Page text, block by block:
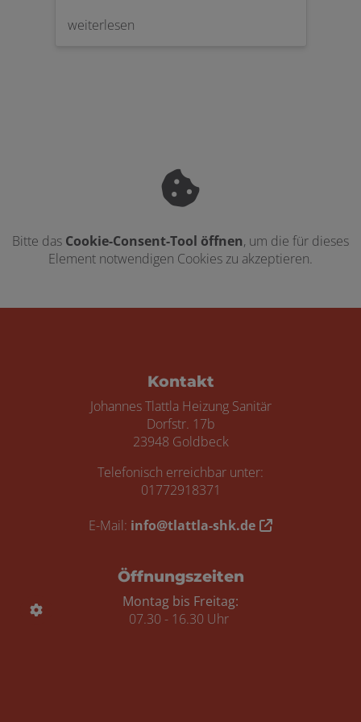
Warm- und Kaltwasser bieten viele
weiterlesen
Bitte das Cookie-Consent-Tool öffnen, um die für dieses
Element notwendigen Cookies zu akzeptieren.
Kontakt
Johannes Tlattla Heizung Sanitär
Dorfstr. 17b
23948 Goldbeck
Telefonisch erreichbar unter:
01772918371
E-Mail: info@tlattla-shk.de
Öffnungszeiten
Montag bis Freitag:
07.30 - 16.30 Uhr